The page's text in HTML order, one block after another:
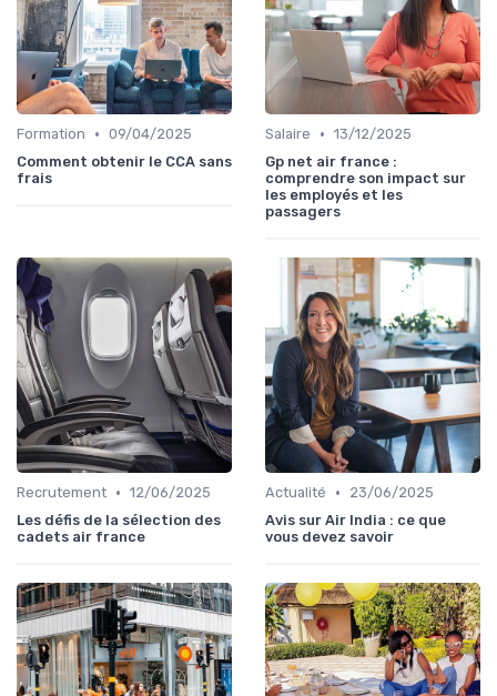
Formation • 09/04/2025
Comment obtenir le CCA sans
frais
Salaire • 13/12/2025
Gp net air france :
comprendre son impact sur
les employés et les
passagers
Recrutement • 12/06/2025
Les défis de la sélection des
cadets air france
Actualité •
23/06/2025
Avis sur Air India : ce que
vous devez savoir